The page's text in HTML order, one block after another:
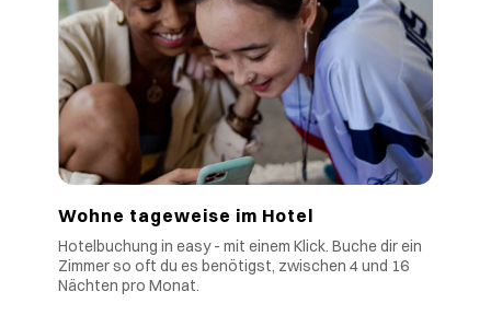
Wohne tageweise im Hotel
Hotelbuchung in easy - mit einem Klick. Buche dir ein
Zimmer so oft du es benötigst, zwischen 4 und 16
Nächten pro Monat.